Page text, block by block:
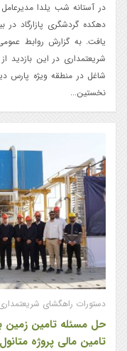
در آستانه شب یلدا
دهکده گردشگری پازارگاد
یافت. به گزارش روابط
شریعتمداری در این بازدید
شاغل در منطقه ویژه پارس
نخستین...
دستورات راهگشای شریعتمداری
تامین مالی پروژه متانول